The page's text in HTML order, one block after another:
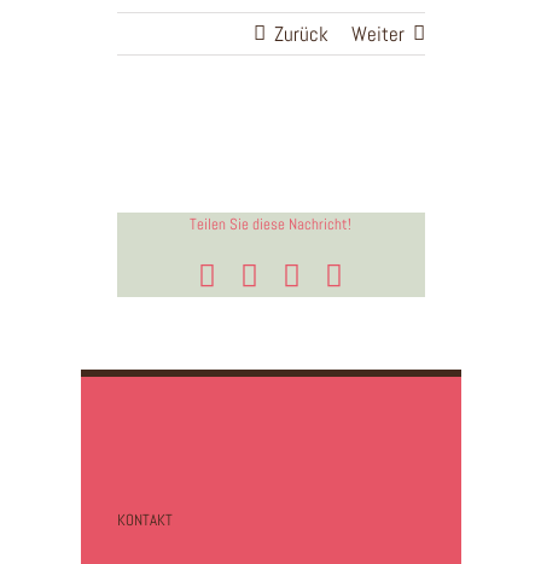
Zurück Weiter
Teilen Sie diese Nachricht!
FacebookLinkedIn
Mail
KONTAKT